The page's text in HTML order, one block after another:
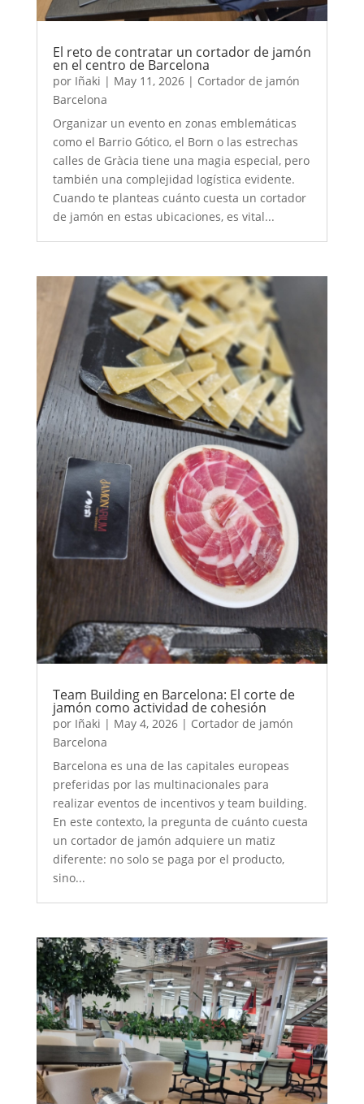
El reto de contratar un cortador de jamón
en el centro de Barcelona
por Iñaki | May 11, 2026| Cortador de jamón
Barcelona
Organizar un evento en zonas emblemáticas
como el Barrio Gótico, el Born o las estrechas
calles de Gràcia tiene una magia especial, pero
también una complejidad logística evidente.
Cuando te planteas cuánto cuesta un cortador
de jamón en estas ubicaciones, es vital...
Team Building en Barcelona: El corte de
jamón como actividad de cohesión
por Iñaki | May 4, 2026| Cortador de jamón
Barcelona
Barcelona es una de las capitales europeas
preferidas por las multinacionales para
realizar eventos de incentivos y team building.
En este contexto, la pregunta de cuánto cuesta
un cortador de jamón adquiere un matiz
diferente: no solo se paga por el producto,
sino...